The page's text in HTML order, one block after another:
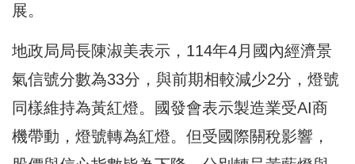
展。
地政局局長陳淑美表示，114年4月國內經濟景
氣信號分數為33分，與前期相較減少2分，燈號
同樣維持為黃紅燈。國發會表示製造業受AI商
機帶動，燈號轉為紅燈。但受國際關稅影響，